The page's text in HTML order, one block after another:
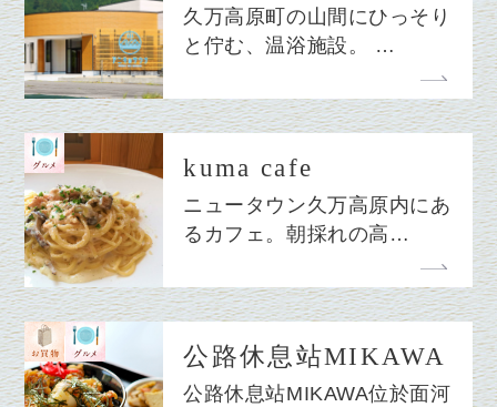
久万高原町の山間にひっそり
と佇む、温浴施設。 …
kuma cafe
ニュータウン久万高原内にあ
るカフェ。朝採れの高…
公路休息站MIKAWA
公路休息站MIKAWA位於面河